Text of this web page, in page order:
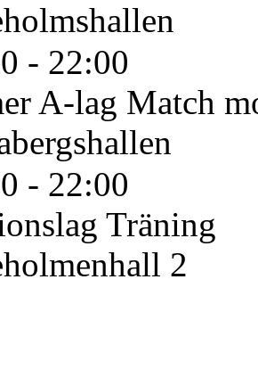
- 22:00
A-lag Match
- 22:00
Träning
2